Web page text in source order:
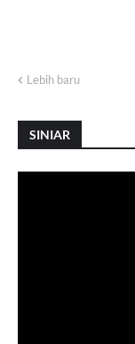
Lebih baru
SINIAR